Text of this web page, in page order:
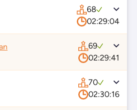
68
02:29:04
69
02:29:41
70
02:30:16